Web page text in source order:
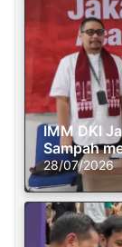
IMM DKI
Sampah
28/07/2026